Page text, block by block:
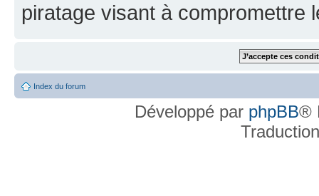
piratage visant à compromettre
Index du forum
Développé par phpBB®